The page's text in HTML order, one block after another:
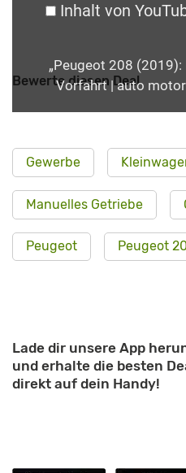
Inhalt von
„Peugeot 208
Vorfahrt | auto
Bewerte diesen Deal
Gewerbe
Manuelles Getriebe
Peugeot Peugeot
Lade dir unsere App
und erhalte die besten
direkt auf dein Handy!